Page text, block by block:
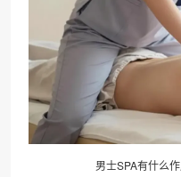
男士SPA有什么